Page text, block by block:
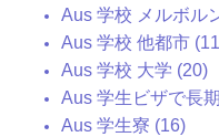
Aus 学校 メルボル
Aus 学校 他都市
Aus 学校 大学 (20)
Aus 学生ビザで長
Aus 学生寮 (16)